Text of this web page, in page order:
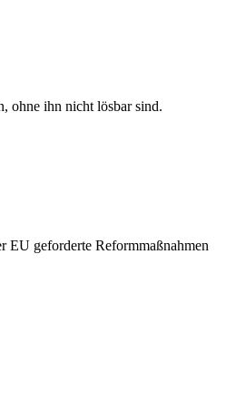
ohne ihn nicht lösbar sind.
EU geforderte Reformmaßnahmen